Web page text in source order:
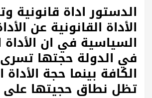
الدستور اداة قانونية
الأداة القانونية عن
السياسية في ان الأداة
في الدولة حجتها
الكافة بينما حجة
تظل نطاق حجيتها على